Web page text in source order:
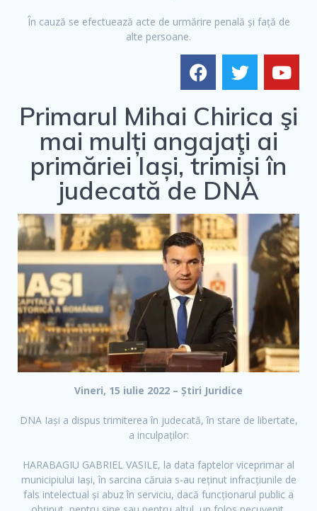
În cauză se efectuează acte de urmărire penală și față de
alte persoane.
Primarul Mihai Chirica şi
mai mulți angajaţi ai
primăriei Iași, trimiși în
judecată de DNA
Vineri, 15 iulie 2022 – Știri Juridice
DNA Iași a dispus trimiterea în judecată, în stare de libertate,
a inculpaților:
HARABAGIU GABRIEL VASILE, la data faptelor viceprimar al
municipiului Iași, în sarcina căruia s-au reținut infracțiunile de
fals intelectual și abuz în serviciu, dacă funcționarul public a